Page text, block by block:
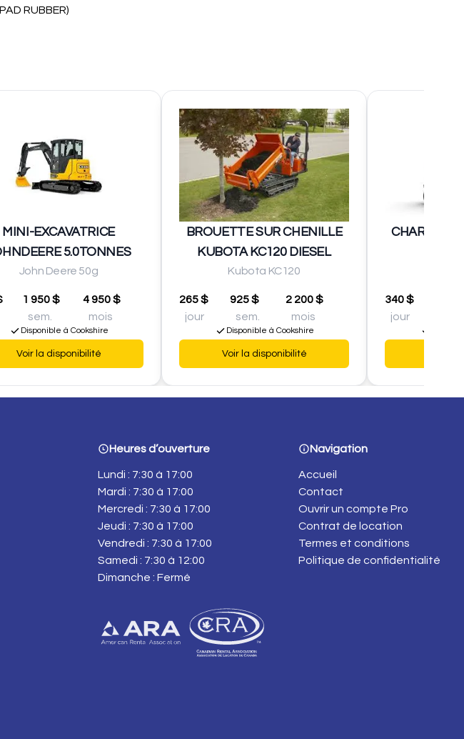
RUBBER)
MINI-EXCAVATRICE
5.0TONNES
John Deere 50g
1 950 $
sem.
4 950 $
mois
Disponible à Cookshire
Voir la disponibilité
BROUETTE SUR CHENILLE
KUBOTA KC120 DIESEL
Kubota KC120
265 $
jour
925 $
sem.
2 200 $
mois
Disponible à Cookshire
Voir la disponibilité
CHARGEUR
340 $
jour
Heures d’ouverture
Lundi : 7:30 à 17:00
Mardi : 7:30 à 17:00
Mercredi : 7:30 à 17:00
Jeudi : 7:30 à 17:00
Vendredi : 7:30 à 17:00
Samedi : 7:30 à 12:00
Dimanche : Fermé
Navigation
Accueil
Contact
Ouvrir un compte Pro
Contrat de location
Termes et conditions
Politique de confidentialité